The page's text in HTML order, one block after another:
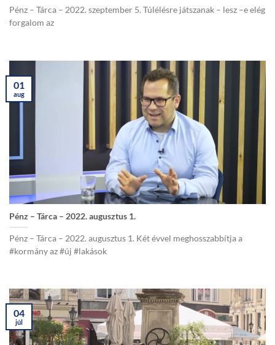
Pénz – Tárca – 2022. szeptember 5. Túlélésre játszanak – lesz –e elég
forgalom az
Pénz – Tárca – 2022. augusztus 1.
Pénz – Tárca – 2022. augusztus 1. Két évvel meghosszabbítja a
#kormány az #új #lakások
01
aug
04
júl